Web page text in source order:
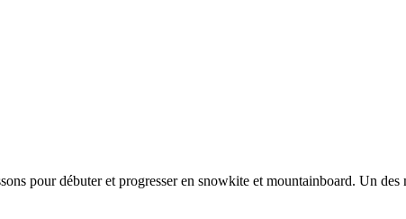
pour débuter et progresser en snowkite et mountainboard. Un